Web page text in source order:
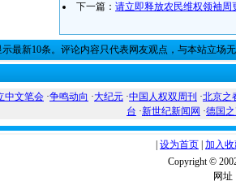
下一篇： 请立即释放农民维权领袖周
示最新10条。评论内容只代表网友观点，与本站立场
中文笔会 ·争鸣动向 ·大纪元 ·中国人权双周刊 ·北京之
台 ·新世纪新闻网 ·德国
设为首页 加入
Copyright ©
网址